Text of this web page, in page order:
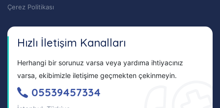
Çerez Politikası
Hızlı İletişim Kanalları
Herhangi bir sorunuz varsa veya yardıma ihtiyacınız
varsa, ekibimizle iletişime geçmekten çekinmeyin.
05539457334